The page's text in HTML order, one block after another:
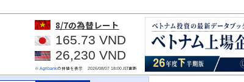
8/7の為替レート
165.73 VND
26,230 VND
※ Agribankの仲値を表示 2026/08/07 18:00JST更新